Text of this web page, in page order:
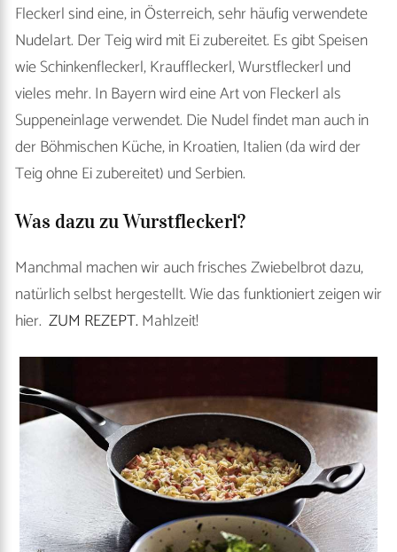
Fleckerl sind eine, in Österreich, sehr häufig verwendete
Nudelart. Der Teig wird mit Ei zubereitet. Es gibt Speisen
wie Schinkenfleckerl, Krauffleckerl, Wurstfleckerl und
vieles mehr. In Bayern wird eine Art von Fleckerl als
Suppeneinlage verwendet. Die Nudel findet man auch in
der Böhmischen Küche, in Kroatien, Italien (da wird der
Teig ohne Ei zubereitet) und Serbien.
Was dazu zu Wurstfleckerl?
Manchmal machen wir auch frisches Zwiebelbrot dazu,
natürlich selbst hergestellt. Wie das funktioniert zeigen wir
hier. ZUM REZEPT.Mahlzeit!